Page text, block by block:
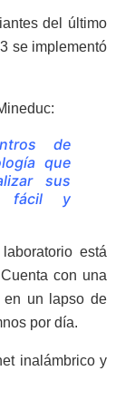
del último
se implementó
de
que
sus
fácil y
está
con una
en un lapso de
por día.
inalámbrico y